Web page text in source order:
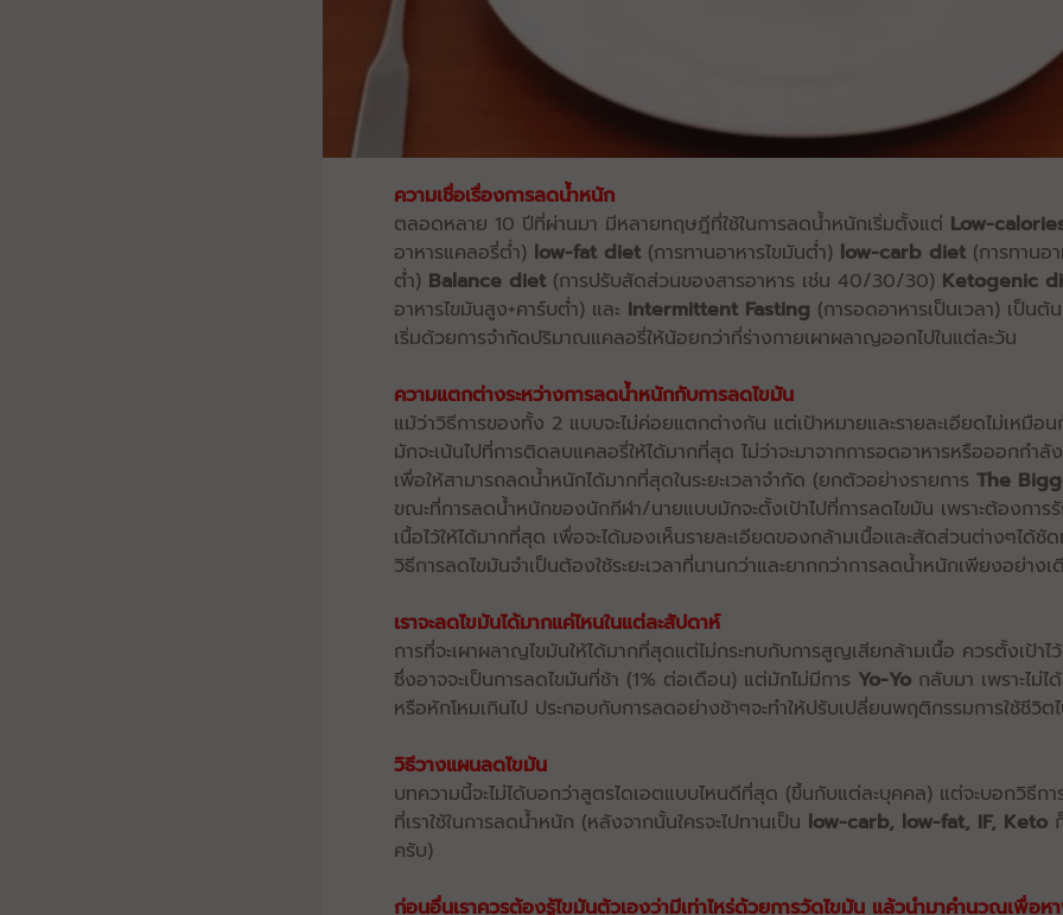
ความเชื่อเรื่องการลดน้ำหนัก
ตลอดหลาย 10 ปีที่ผ่านมา มีหลายทฤษฎีที่ใช้ในการลดน้ำหนักเริ่มตั้งแต่ Low-
อาหารแคลอรี่ต่ำ) low-fat diet (การทานอาหารไขมันต่ำ) low-carb diet (การทานอ
ต่ำ) Balance diet (การปรับสัดส่วนของสารอาหาร เช่น 40/30/30) Ketogenic
อาหารไขมันสูง+คาร์บต่ำ) และ Intermittent Fasting (การอดอาหารเป็นเวลา) เป็น
เริ่มด้วยการจำกัดปริมาณแคลอรี่ให้น้อยกว่าที่ร่างกายเผาผลาญออกไปในแต่ละวัน
ความแตกต่างระหว่างการลดน้ำหนักกับการลดไขมัน
แม้ว่าวิธีการของทั้ง 2 แบบจะไม่ค่อยแตกต่างกัน แต่เป้าหมายและรายละเอียดไม่เหมือ
มักจะเน้นไปที่การติดลบแคลอรี่ให้ได้มากที่สุด ไม่ว่าจะมาจากการอดอาหารหรือออกกำลั
เพื่อให้สามารถลดน้ำหนักได้มากที่สุดในระยะเวลาจำกัด (ยกตัวอย่างรายการ The
ขณะที่การลดน้ำหนักของนักกีฬา/นายแบบมักจะตั้งเป้าไปที่การลดไขมัน เพราะต้องการ
เนื้อไว้ให้ได้มากที่สุด เพื่อจะได้มองเห็นรายละเอียดของกล้ามเนื้อและสัดส่วนต่างๆได้ชั
วิธีการลดไขมันจำเป็นต้องใช้ระยะเวลาที่นานกว่าและยากกว่าการลดน้ำหนักเพียงอย่างเ
เราจะลดไขมันได้มากแค่ไหนในแต่ละสัปดาห์
การที่จะเผาผลาญไขมันให้ได้มากที่สุดแต่ไม่กระทบกับการสูญเสียกล้ามเนื้อ ควรตั้งเป้า
ซึ่งอาจจะเป็นการลดไขมันที่ช้า (1% ต่อเดือน) แต่มักไม่มีการ Yo-Yo กลับมา เพราะไม่
หรือหักโหมเกินไป ประกอบกับการลดอย่างช้าๆจะทำให้ปรับเปลี่ยนพฤติกรรมการใช้ชีวิ
วิธีวางแผนลดไขมัน
บทความนี้จะไม่ได้บอกว่าสูตรไดเอตแบบไหนดีที่สุด (ขึ้นกับแต่ละบุคคล) แต่จะบอกวิธี
ที่เราใช้ในการลดน้ำหนัก (หลังจากนั้นใครจะไปทานเป็น low-carb, low-fat, IF, Keto
ครับ)
ก่อนอื่นเราควรต้องรู้ไขมันตัวเองว่ามีเท่าไหร่ด้วยการวัดไขมัน แล้วนำมาคำนวณเพื่อ